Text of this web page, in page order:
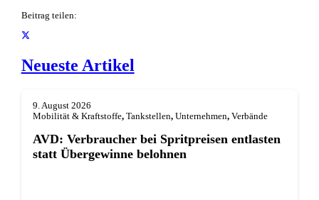
Beitrag teilen:
Neueste Artikel
9. August 2026
Mobilität & Kraftstoffe, Tankstellen, Unternehmen, Verbände
AVD: Verbraucher bei Spritpreisen entlasten
statt Übergewinne belohnen